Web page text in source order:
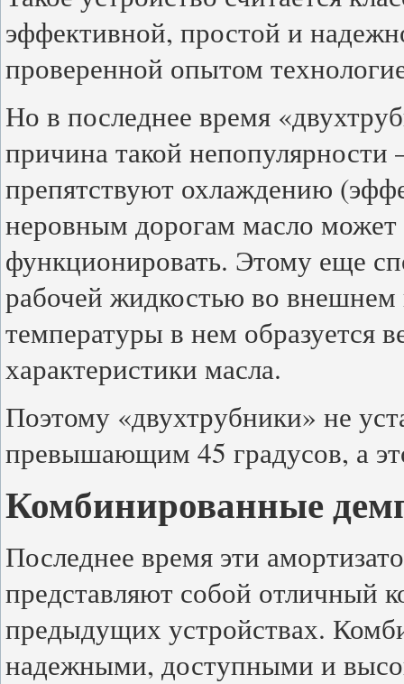
эффективной, простой и
проверенной опытом
Но в последнее время
причина такой
препятствуют охлаждению
неровным дорогам масло может
функционировать. Этому еще
рабочей жидкостью во
температуры в нем образуется
характеристики масла.
Поэтому «двухтрубники» не
превышающим 45 градусов, а
Комбинированные
Последнее время эти
представляют собой отличный
предыдущих устройствах.
надежными, доступными и